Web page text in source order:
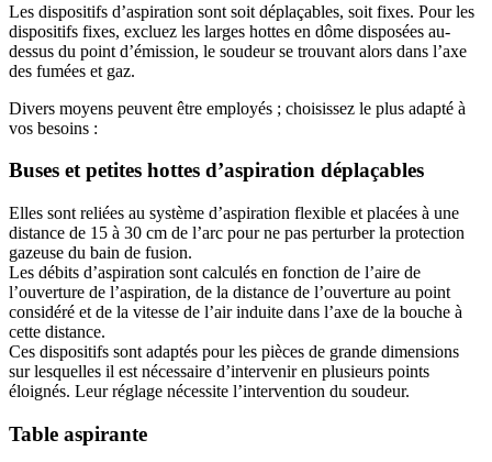
Les dispositifs d’aspiration sont soit déplaçables, soit fixes. Pour les
dispositifs fixes, excluez les larges hottes en dôme disposées au-
dessus du point d’émission, le soudeur se trouvant alors dans l’axe
des fumées et gaz.
Divers moyens peuvent être employés ; choisissez le plus adapté à
vos besoins :
Buses et petites hottes d’aspiration déplaçables
Elles sont reliées au système d’aspiration flexible et placées à une
distance de 15 à 30 cm de l’arc pour ne pas perturber la protection
gazeuse du bain de fusion.
Les débits d’aspiration sont calculés en fonction de l’aire de
l’ouverture de l’aspiration, de la distance de l’ouverture au point
considéré et de la vitesse de l’air induite dans l’axe de la bouche à
cette distance.
Ces dispositifs sont adaptés pour les pièces de grande dimensions
sur lesquelles il est nécessaire d’intervenir en plusieurs points
éloignés. Leur réglage nécessite l’intervention du soudeur.
Table aspirante